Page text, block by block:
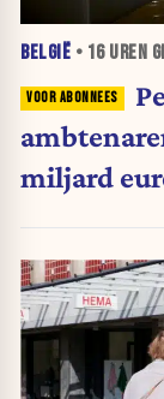
BELGIË • 16 UREN
miljard